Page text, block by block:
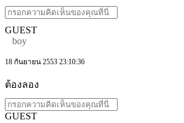
GUEST
boy
18 กันยายน 2553 23:10:36
ต้องลอง
GUEST